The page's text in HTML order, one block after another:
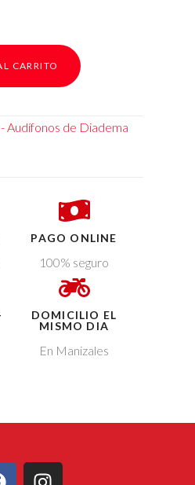
CARRITO
Audífonos de Diadema
PAGO ONLINE
100% seguro
DOMICILIO EL
MISMO DIA
En Manizales